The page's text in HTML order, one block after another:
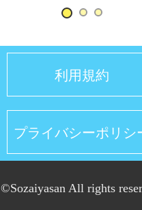
利用規約
プライバシーポリシ
©Sozaiyasan All rights